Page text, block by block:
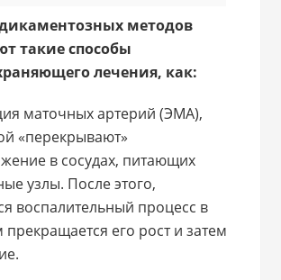
методов
такие способы
лечения, как:
маточных артерий (ЭМА),
«перекрывают»
в сосудах, питающих
узлы. После этого,
воспалительный процесс в
прекращается его рост и затем